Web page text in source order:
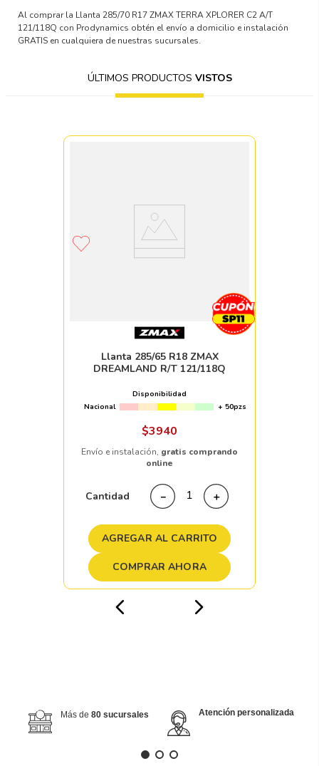
Al comprar la Llanta 285/70 R17 ZMAX TERRA XPLORER C2 A/T
121/118Q con Prodynamics obtén el envío a domicilio e instalación
GRATIS en cualquiera de nuestras sucursales.
ÚLTIMOS PRODUCTOS VISTOS
Llanta 285/65 R18 ZMAX
DREAMLAND R/T 121/118Q
Disponibilidad
Nacional
+ 50pzs
$3940
Envío e instalación, gratis comprando
online
Cantidad ＋
－
AGREGAR AL CARRITO
COMPRAR AHORA
Más de 80 sucursales Atención personalizada